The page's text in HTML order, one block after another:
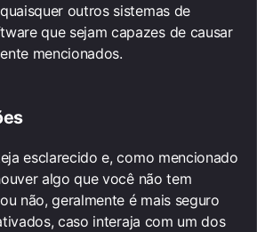
outros sistemas de
que sejam capazes de causar
mencionados.
esclarecido e, como mencionado
algo que você não tem
não, geralmente é mais seguro
caso interaja com um dos